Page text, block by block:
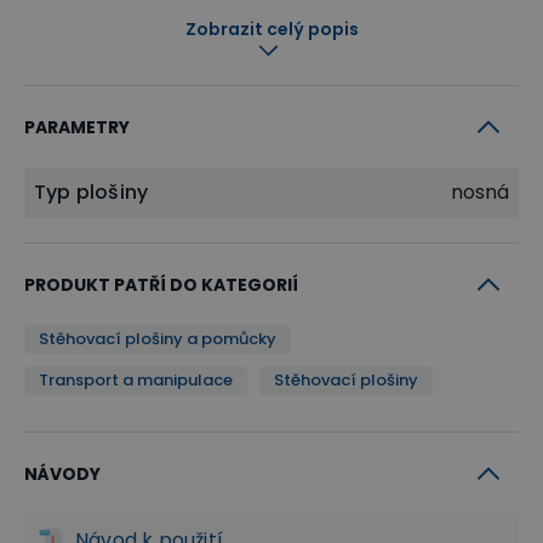
Zobrazit celý popis
PARAMETRY
Typ plošiny nosná
PRODUKT PATŘÍ DO KATEGORIÍ
Stěhovací plošiny a pomůcky
Transport a manipulace
Stěhovací plošiny
NÁVODY